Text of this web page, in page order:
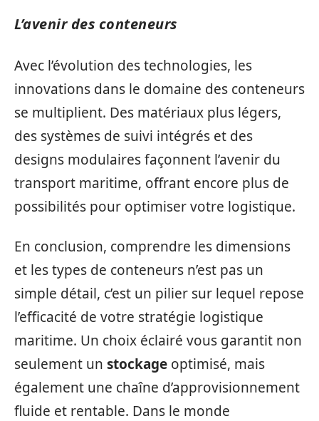
L’avenir des conteneurs
Avec l’évolution des technologies, les
innovations dans le domaine des conteneurs
se multiplient. Des matériaux plus légers,
des systèmes de suivi intégrés et des
designs modulaires façonnent l’avenir du
transport maritime, offrant encore plus de
possibilités pour optimiser votre logistique.
En conclusion, comprendre les dimensions
et les types de conteneurs n’est pas un
simple détail, c’est un pilier sur lequel repose
l’efficacité de votre stratégie logistique
maritime. Un choix éclairé vous garantit non
seulement un stockage optimisé, mais
également une chaîne d’approvisionnement
fluide et rentable. Dans le monde